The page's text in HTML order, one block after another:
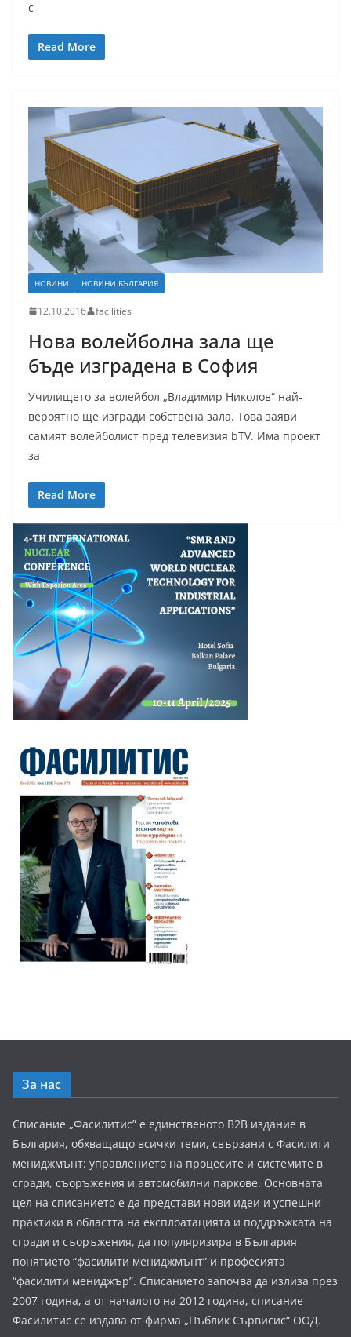
с
Read More
НОВИНИ НОВИНИ БЪЛГАРИЯ
12.10.2016 facilities
Нова волейболна зала ще
бъде изградена в София
Училището за волейбол „Владимир Николов“ най-
вероятно ще изгради собствена зала. Това заяви
самият волейболист пред телевизия bTV. Има проект
за
Read More
За нас
Списание „Фасилитис” е единственото B2B издание в
България, обхващащо всички теми, свързани с Фасилити
мениджмънт: управлението на процесите и системите в
сгради, съоръжения и автомобилни паркове. Основната
цел на списанието е да представи нови идеи и успешни
практики в областта на експлоатацията и поддръжката на
сгради и съоръжения, да популяризира в България
понятието “фасилити мениджмънт” и професията
“фасилити мениджър”. Списанието започва да излиза през
2007 година, а от началото на 2012 година, списание
Фасилитис се издава от фирма „Пъблик Сървисис“ ООД.